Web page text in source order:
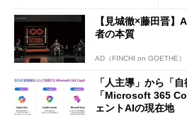
【見城徹×藤田晋】
者の本質
AD（FINCHI on GOETHE）
「人主導」から「
「Microsoft 365
ェントAIの現在地